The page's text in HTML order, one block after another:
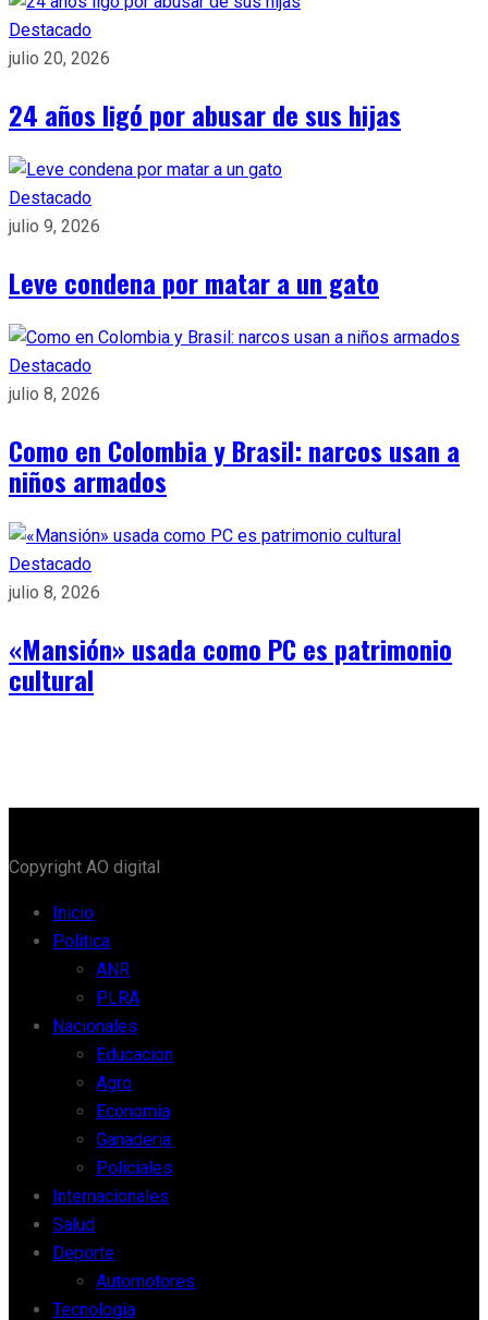
Destacado
julio 20, 2026
24 años ligó por abusar de sus hijas
Destacado
julio 9, 2026
Leve condena por matar a un gato
Destacado
julio 8, 2026
Como en Colombia y Brasil: narcos usan a
niños armados
Destacado
julio 8, 2026
«Mansión» usada como PC es patrimonio
cultural
Copyright AO digital
Inicio
Politica
ANR
PLRA
Nacionales
Educacion
Agro
Economia
Ganaderia
Policiales
Internacionales
Salud
Deporte
Automotores
Tecnologia